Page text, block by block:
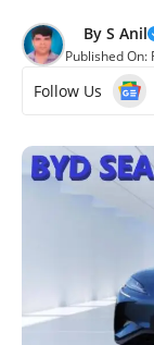
By S Anil
Published On:
Follow Us